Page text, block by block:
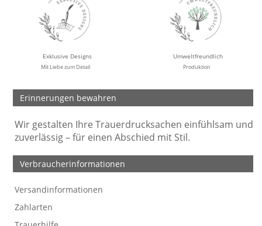
Exklusive Designs
Mit Liebe zum Detail
Umweltfreundlich
Produktion
Erinnerungen bewahren
Wir gestalten Ihre Trauerdrucksachen einfühlsam und
zuverlässig – für einen Abschied mit Stil.
Verbraucherinformationen
Versandinformationen
Zahlarten
Werbefreie Trauerkarten
Tipps
So bestellen Sie
Preise und Muster
Texte für Trauerkarten
Texte für Kondolenzkarten